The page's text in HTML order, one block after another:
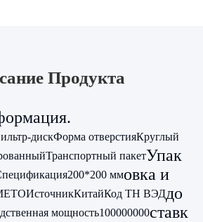
Продукта
дискФорма отверстияКруглый
Транспортный пакет
200*200 мм
ИсточникКитайКод ТН ВЭД
мощность100000000
Упак
овка и
до
ставк